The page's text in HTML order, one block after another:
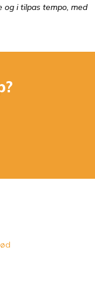
og i tilpas tempo, med